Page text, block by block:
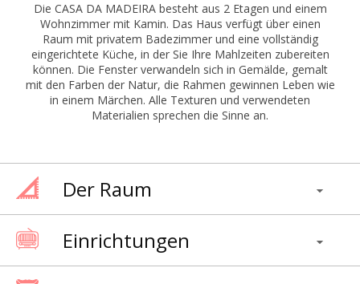
Die CASA DA MADEIRA besteht aus 2 Etagen und einem
Wohnzimmer mit Kamin. Das Haus verfügt über einen
Raum mit privatem Badezimmer und eine vollständig
eingerichtete Küche, in der Sie Ihre Mahlzeiten zubereiten
können. Die Fenster verwandeln sich in Gemälde, gemalt
mit den Farben der Natur, die Rahmen gewinnen Leben wie
in einem Märchen. Alle Texturen und verwendeten
Materialien sprechen die Sinne an.
Der Raum
Einrichtungen